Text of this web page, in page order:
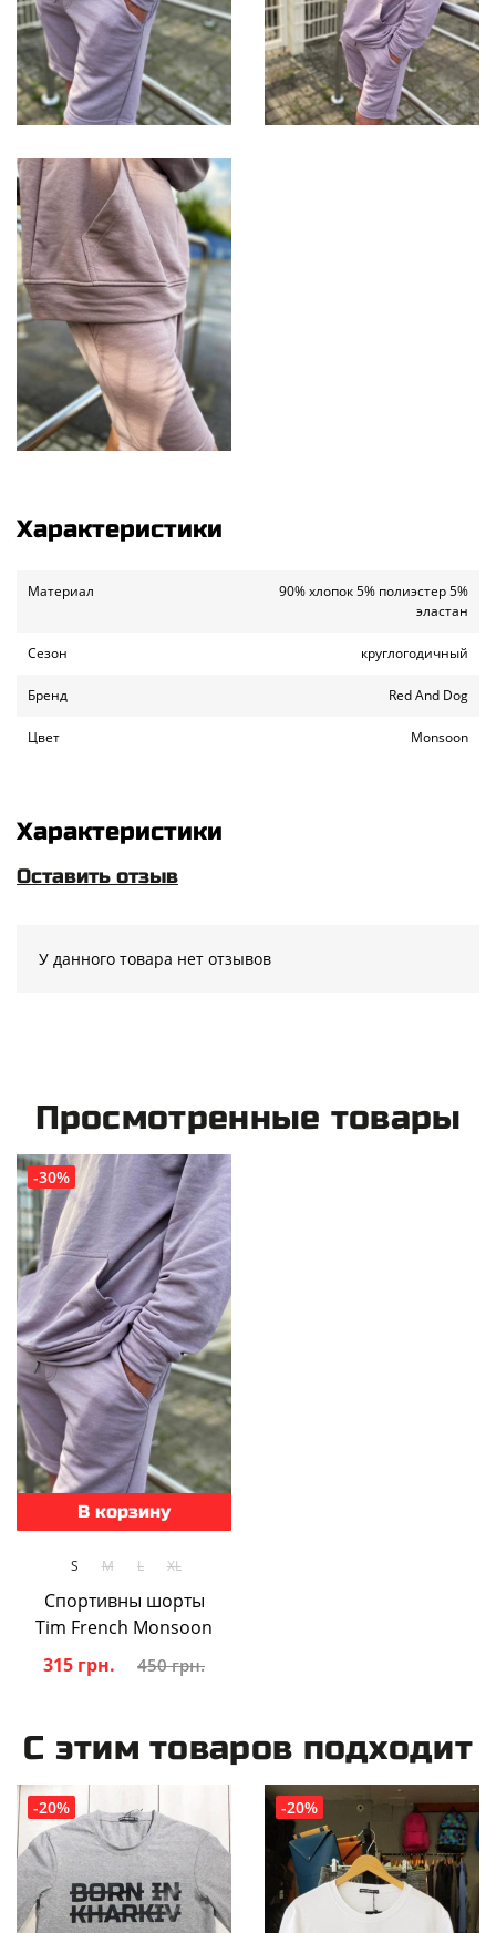
Характеристики
Материал
90% хлопок 5% полиэстер 5%
эластан
Сезон круглогодичный
Бренд Red And Dog
Цвет Monsoon
Характеристики
Оставить отзыв
У данного товара нет отзывов
Просмотренные товары
-30%
В корзину
S M L XL
Спортивны шорты
Tim French Monsoon
315 грн.
450 грн.
С этим товаров подходит
-20% -20%